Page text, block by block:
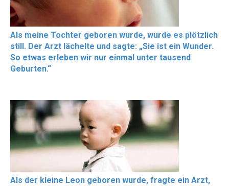
Als meine Tochter geboren wurde, wurde es plötzlich
still. Der Arzt lächelte und sagte: „Sie ist ein Wunder.
So etwas erleben wir nur einmal unter tausend
Geburten.“
Als der kleine Leon geboren wurde, fragte ein Arzt,